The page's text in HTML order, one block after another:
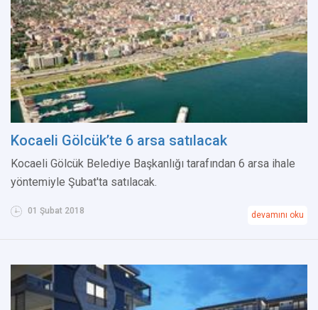
Kocaeli Gölcük’te 6 arsa satılacak
Kocaeli Gölcük Belediye Başkanlığı tarafından 6 arsa ihale
yöntemiyle Şubat'ta satılacak.
01 Şubat 2018 devamını oku